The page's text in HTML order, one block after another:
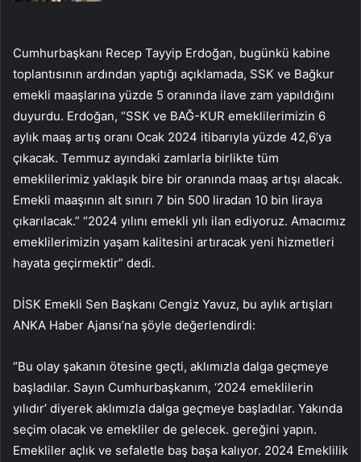
Cumhurbaşkanı Recep Tayyip Erdoğan, bugünkü kabine
toplantısının ardından yaptığı açıklamada, SSK ve Bağkur
emekli maaşlarına yüzde 5 oranında ilave zam yapıldığını
duyurdu. Erdoğan, “SSK ve BAĞ-KUR emeklilerimizin 6
aylık maaş artış oranı Ocak 2024 itibarıyla yüzde 42,6’ya
çıkacak. Temmuz ayındaki zamlarla birlikte tüm
emeklilerimiz yaklaşık bire bir oranında maaş artışı alacak.
Emekli maaşının alt sınırı 7 bin 500 liradan 10 bin liraya
çıkarılacak.” “2024 yılını emekli yılı ilan ediyoruz. Amacımız
emeklilerimizin yaşam kalitesini artıracak yeni hizmetleri
hayata geçirmektir” dedi.
DİSK Emekli Sen Başkanı Cengiz Yavuz, bu aylık artışları
ANKA Haber Ajansı’na şöyle değerlendirdi:
“Bu olay şakanın ötesine geçti, aklımızla dalga geçmeye
başladılar. Sayın Cumhurbaşkanım, ‘2024 emeklilerin
yılıdır’ diyerek aklımızla dalga geçmeye başladılar. Yakında
seçim olacak ve emekliler de gelecek. gereğini yapın.
Emekliler açlık ve sefaletle baş başa kalıyor. 2024 Emeklilik